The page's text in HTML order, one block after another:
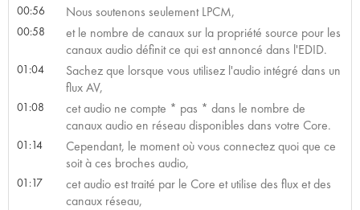
00:56 Nous soutenons seulement LPCM,
00:58
et le nombre de canaux sur la propriété source pour les
canaux audio définit ce qui est annoncé dans l'EDID.
01:04
Sachez que lorsque vous utilisez l'audio intégré dans un
flux AV,
01:08
cet audio ne compte * pas * dans le nombre de
canaux audio en réseau disponibles dans votre Core.
01:14
Cependant, le moment où vous connectez quoi que ce
soit à ces broches audio,
01:17
cet audio est traité par le Core et utilise des flux et des
canaux réseau,